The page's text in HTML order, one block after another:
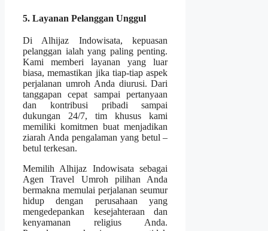
5. Layanan Pelanggan Unggul
Di Alhijaz Indowisata, kepuasan
pelanggan ialah yang paling penting.
Kami memberi layanan yang luar
biasa, memastikan jika tiap-tiap aspek
perjalanan umroh Anda diurusi. Dari
tanggapan cepat sampai pertanyaan
dan kontribusi pribadi sampai
dukungan 24/7, tim khusus kami
memiliki komitmen buat menjadikan
ziarah Anda pengalaman yang betul –
betul terkesan.
Memilih Alhijaz Indowisata sebagai
Agen Travel Umroh pilihan Anda
bermakna memulai perjalanan seumur
hidup dengan perusahaan yang
mengedepankan kesejahteraan dan
kenyamanan religius Anda.